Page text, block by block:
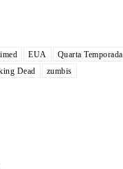
EUA Quarta Temporada
Dead zumbis